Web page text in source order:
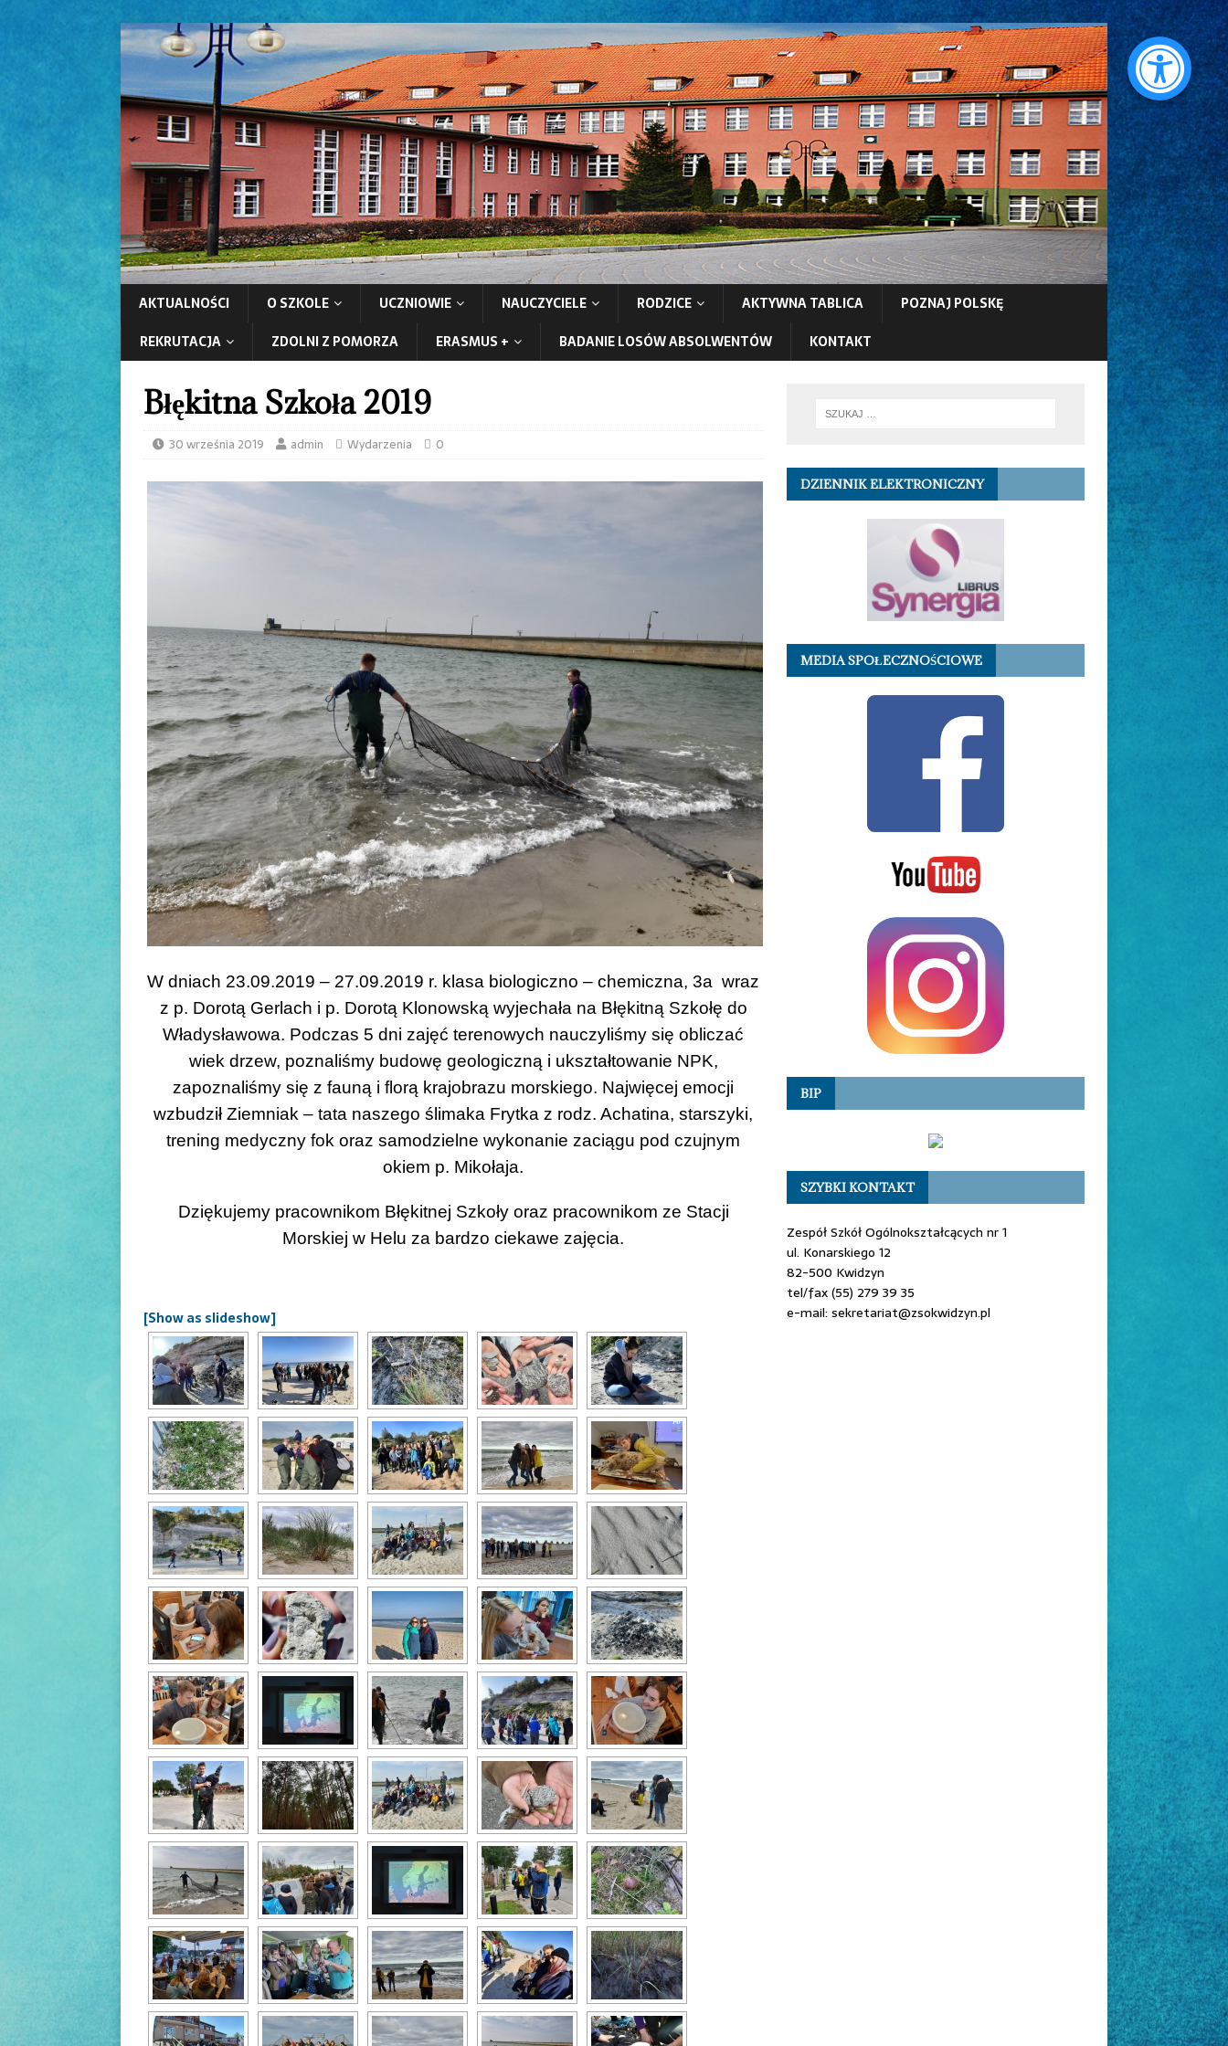
AKTUALNOŚCI O SZKOLE UCZNIOWIE NAUCZYCIELE RODZICE AKTYWNA TABLICA
POZNAJ POLSKĘ
REKRUTACJA
ZDOLNI Z POMORZA ERASMUS + BADANIE LOSÓW ABSOLWENTÓW KONTAKT
Błękitna Szkoła 2019
30 września 2019 admin Wydarzenia 0
W dniach 23.09.2019 – 27.09.2019 r. klasa biologiczno – chemiczna, 3a wraz
z p. Dorotą Gerlach i p. Dorotą Klonowską wyjechała na Błękitną Szkołę do
Władysławowa. Podczas 5 dni zajęć terenowych nauczyliśmy się obliczać
wiek drzew, poznaliśmy budowę geologiczną i ukształtowanie NPK,
zapoznaliśmy się z fauną i florą krajobrazu morskiego. Najwięcej emocji
wzbudził Ziemniak – tata naszego ślimaka Frytka z rodz. Achatina, starszyki,
trening medyczny fok oraz samodzielne wykonanie zaciągu pod czujnym
okiem p. Mikołaja.
Dziękujemy pracownikom Błękitnej Szkoły oraz pracownikom ze Stacji
Morskiej w Helu za bardzo ciekawe zajęcia.
[Show as slideshow]
DZIENNIK ELEKTRONICZNY
MEDIA SPOŁECZNOŚCIOWE
BIP
SZYBKI KONTAKT
Zespół Szkół Ogólnokształcących nr 1
ul. Konarskiego 12
82-500 Kwidzyn
tel/fax (55) 279 39 35
e-mail: sekretariat@zsokwidzyn.pl